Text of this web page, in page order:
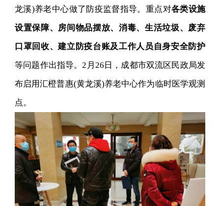
龙溪)养老中心做了防疫监督指导。重点对各类设施
设置保障、房间物品摆放、消毒、生活垃圾、废弃
口罩回收、建立防疫台账及工作人员自身安全防护
等问题作出指导。2月26日，成都市双流区民政局发
布启用汇橙普惠(黄龙溪)养老中心作为临时医学观测
点。